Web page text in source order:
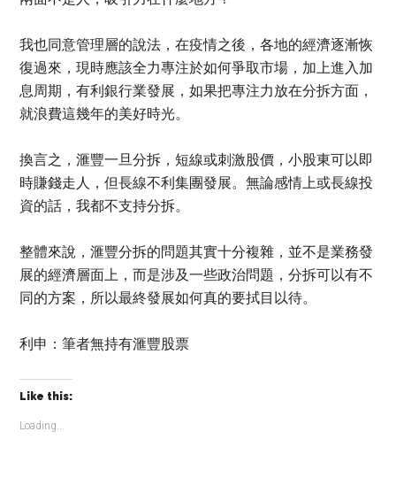
我也同意管理層的說法，在疫情之後，各地的經濟逐漸恢
復過來，現時應該全力專注於如何爭取市場，加上進入加
息周期，有利銀行業發展，如果把專注力放在分拆方面，
就浪費這幾年的美好時光。
換言之，滙豐一旦分拆，短線或刺激股價，小股東可以即
時賺錢走人，但長線不利集團發展。無論感情上或長線投
資的話，我都不支持分拆。
整體來說，滙豐分拆的問題其實十分複雜，並不是業務發
展的經濟層面上，而是涉及一些政治問題，分拆可以有不
同的方案，所以最終發展如何真的要拭目以待。
利申：筆者無持有滙豐股票
Like this:
Loading...